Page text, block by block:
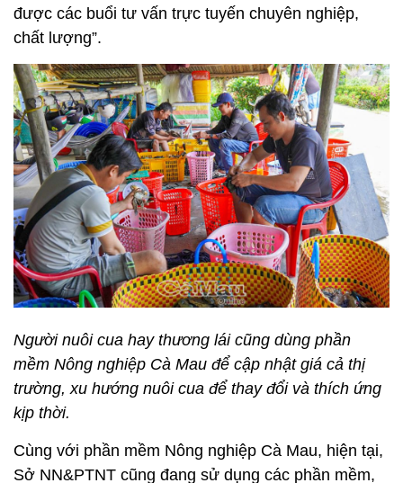
được các buổi tư vấn trực tuyến chuyên nghiệp,
chất lượng”.
Người nuôi cua hay thương lái cũng dùng phần
mềm Nông nghiệp Cà Mau để cập nhật giá cả thị
trường, xu hướng nuôi cua để thay đổi và thích ứng
kịp thời.
Cùng với phần mềm Nông nghiệp Cà Mau, hiện tại,
Sở NN&PTNT cũng đang sử dụng các phần mềm,